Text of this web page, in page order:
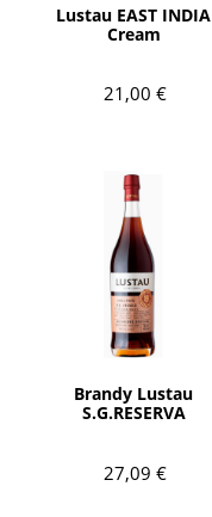
Lustau EAST INDIA
Cream
21,00 €
Brandy Lustau
S.G.RESERVA
27,09 €
AÑADIR